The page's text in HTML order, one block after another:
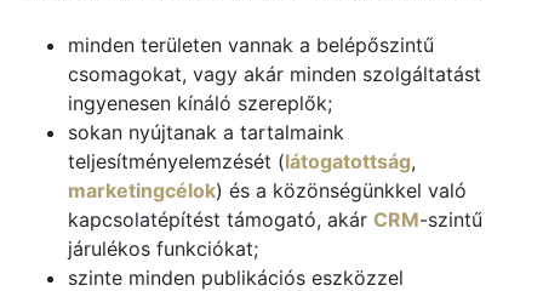
minden területen vannak a belépőszintű
csomagokat, vagy akár minden szolgáltatást
ingyenesen kínáló szereplők;
sokan nyújtanak a tartalmaink
teljesítményelemzését (látogatottság,
marketingcélok) és a közönségünkkel való
kapcsolatépítést támogató, akár CRM-szintű
járulékos funkciókat;
szinte minden publikációs eszközzel